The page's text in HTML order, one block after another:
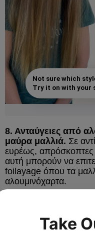
Not sure which
Try it on with your
8. Ανταύγειες από
μαύρα μαλλιά. Σε
ευρέως,
αυτή μπορούν να
foilayage όπου τα
αλουμινόχαρτα.
Take